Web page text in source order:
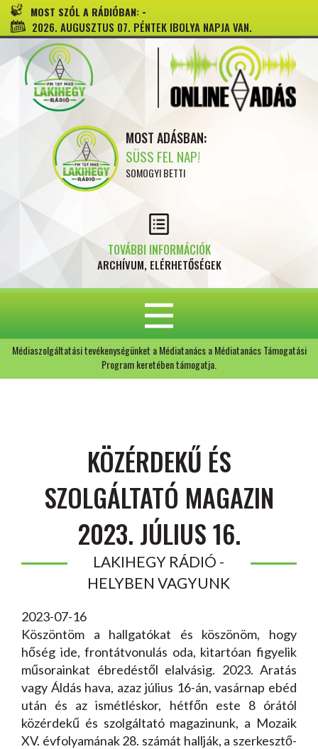
MOST SZÓL A RÁDIÓBAN: -
2026. AUGUSZTUS 07. PÉNTEK IBOLYA NAPJA VAN.
MOST ADÁSBAN:
SÜSS FEL NAP!
SOMOGYI BETTI
TOVÁBBI INFORMÁCIÓK
ARCHÍVUM, ELÉRHETŐSÉGEK
Médiaszolgáltatási tevékenységünket a Médiatanács a Médiatanács Támogatási
Program keretében támogatja.
KÖZÉRDEKŰ ÉS
SZOLGÁLTATÓ MAGAZIN
2023. JÚLIUS 16.
LAKIHEGY RÁDIÓ -
HELYBEN VAGYUNK
2023-07-16
Köszöntöm a hallgatókat és köszönöm, hogy
hőség ide, frontátvonulás oda, kitartóan figyelik
műsorainkat ébredéstől elalvásig. 2023. Aratás
vagy Áldás hava, azaz július 16-án, vasárnap ebéd
után és az ismétléskor, hétfőn este 8 órától
közérdekű és szolgáltató magazinunk, a Mozaik
XV. évfolyamának 28. számát hallják, a szerkesztő-